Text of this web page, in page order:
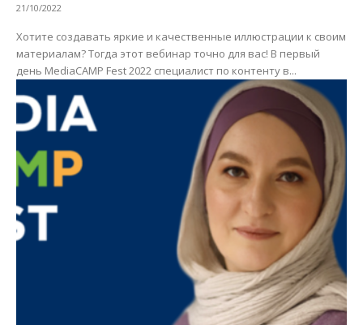
21/10/2022
Хотите создавать яркие и качественные иллюстрации к своим
материалам? Тогда этот вебинар точно для вас! В первый
день MediaCAMP Fest 2022 специалист по контенту в...